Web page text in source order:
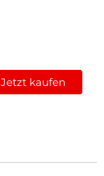
Jetzt kaufen